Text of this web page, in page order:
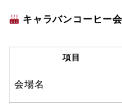
キャラバンコーヒー
項目
会場名